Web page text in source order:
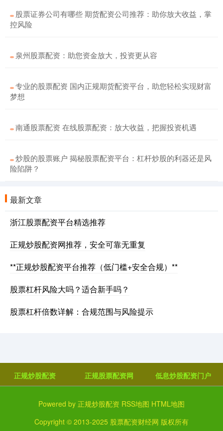
股票证券公司有哪些 期货配资公司推荐：助你放大收益，掌
控风险
泉州股票配资：助您资金放大，投资更从容
专业的股票配资 国内正规期货配资平台，助您轻松实现财富
梦想
南通股票配资 在线股票配资：放大收益，把握投资机遇
炒股的股票账户 揭秘股票配资平台：杠杆炒股的利器还是风
险陷阱？
最新文章
浙江股票配资平台精选推荐
正规炒股配资网推荐，安全可靠无重复
**正规炒股配资平台推荐（低门槛+安全合规）**
股票杠杆风险大吗？适合新手吗？
股票杠杆倍数详解：合规范围与风险提示
正规炒股配资 正规股票配资网 低息炒股配资门户
Powered by 正规炒股配资 RSS地图 HTML地图
Copyright © 2013-2025 股票配资财经网 版权所有